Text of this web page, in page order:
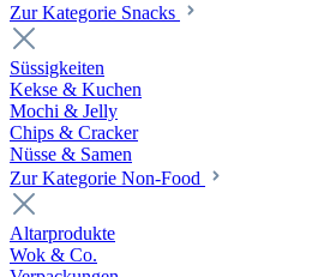
Zur Kategorie Snacks
Süssigkeiten
Kekse & Kuchen
Mochi & Jelly
Chips & Cracker
Nüsse & Samen
Zur Kategorie Non-Food
Altarprodukte
Wok & Co.